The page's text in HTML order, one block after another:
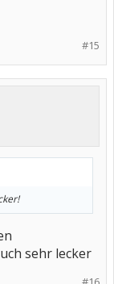
#15
sehr lecker